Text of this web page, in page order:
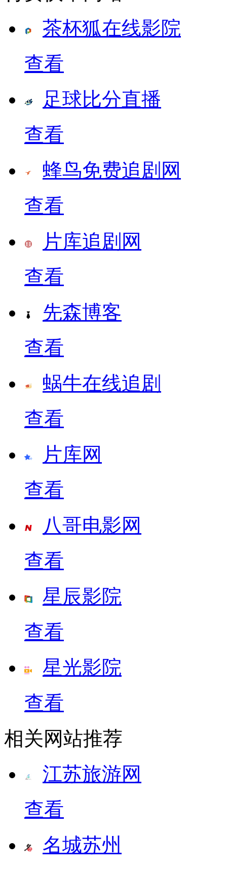
茶杯狐在线影院
查看
足球比分直播
查看
蜂鸟免费追剧网
查看
片库追剧网
查看
先森博客
查看
蜗牛在线追剧
查看
片库网
查看
八哥电影网
查看
星辰影院
查看
星光影院
查看
相关网站推荐
江苏旅游网
查看
名城苏州